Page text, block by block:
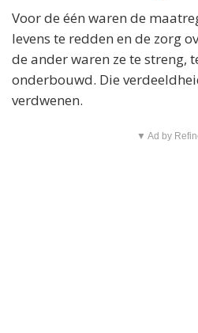
Voor de één waren de
levens te redden en de zorg
de ander waren ze te streng,
onderbouwd. Die
verdwenen.
▼ Ad by